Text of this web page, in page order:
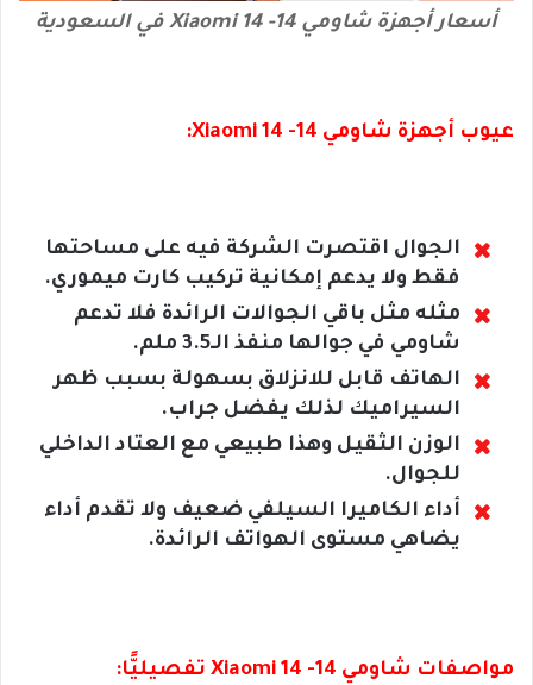
أسعار أجهزة شاومي 14- Xiaomi 14 في السعودية
عيوب أجهزة شاومي 14- Xiaomi 14:
الجوال اقتصرت الشركة فيه على مساحتها
فقط ولا يدعم إمكانية تركيب كارت ميموري.
مثله مثل باقي الجوالات الرائدة فلا تدعم
شاومي في جوالها منفذ الـ3.5 ملم.
الهاتف قابل للانزلاق بسهولة بسبب ظهر
السيراميك لذلك يفضل جراب.
الوزن الثقيل وهذا طبيعي مع العتاد الداخلي
للجوال.
أداء الكاميرا السيلفي ضعيف ولا تقدم أداء
يضاهي مستوى الهواتف الرائدة.
مواصفات شاومي 14- Xiaomi 14 تفصيليًّا: